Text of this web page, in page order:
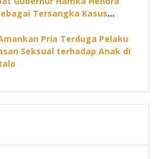
Tersangka Kasus
Pria Terduga Pelaku
Seksual terhadap Anak di